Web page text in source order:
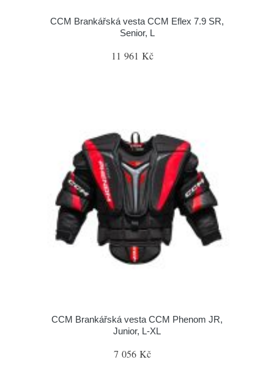
CCM Brankářská vesta CCM Eflex 7.9 SR,
Senior, L
11 961 Kč
CCM Brankářská vesta CCM Phenom JR,
Junior, L-XL
7 056 Kč